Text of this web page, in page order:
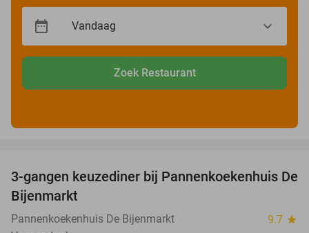
Zoek Restaurant
44%
3-gangen keuzediner bij Pannenkoekenhuis De
Bijenmarkt
Pannenkoekenhuis De Bijenmarkt 9.7 star